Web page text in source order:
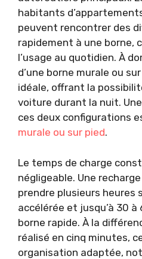
habitants
peuvent rencontrer des
rapidement à une borne,
l’usage au quotidien. À
d’une borne murale ou
idéale, offrant la
voiture durant la nuit.
ces deux configurations
murale ou sur pied.
Le temps de charge
négligeable. Une
prendre plusieurs heures
accélérée et jusqu’à 30
borne rapide. À la
réalisé en cinq minutes,
organisation adaptée,